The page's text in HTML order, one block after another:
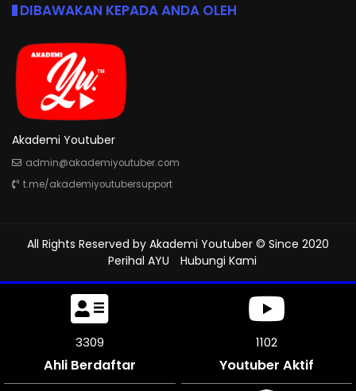
DIBAWAKAN KEPADA ANDA OLEH
Akademi Youtuber
admin@akademiyoutuber.com
t.me/akademiyoutubersupport
All Rights Reserved by Akademi Youtuber © Since 2020
Perihal AYU
Hubungi Kami
3732
Ahli Berdaftar
1244
Youtuber Aktif